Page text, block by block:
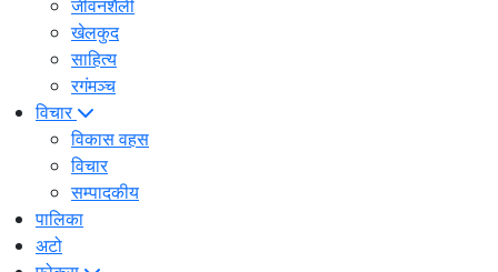
जीवनशैली
खेलकुद
साहित्य
रगंमञ्च
विचार
विकास वहस
विचार
सम्पादकीय
पालिका
अटो